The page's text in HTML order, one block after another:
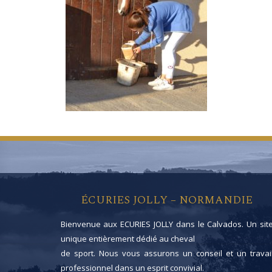
ÉCURIES JOLLY – NORMANDIE
Bienvenue aux ECURIES JOLLY dans le Calvados. Un
unique entièrement dédié au cheval
de sport. Nous vous assurons un conseil et un
professionnel dans un esprit convivial.